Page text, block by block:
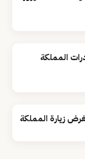
المملكة
زيارة المملكة